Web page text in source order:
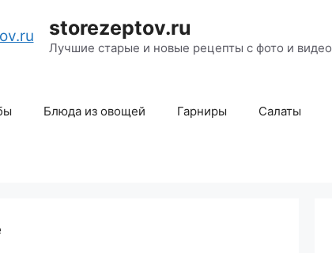
storezeptov.ru
Лучшие старые и новые рецепты с фото и видео
Блюда из овощей Гарниры Салаты